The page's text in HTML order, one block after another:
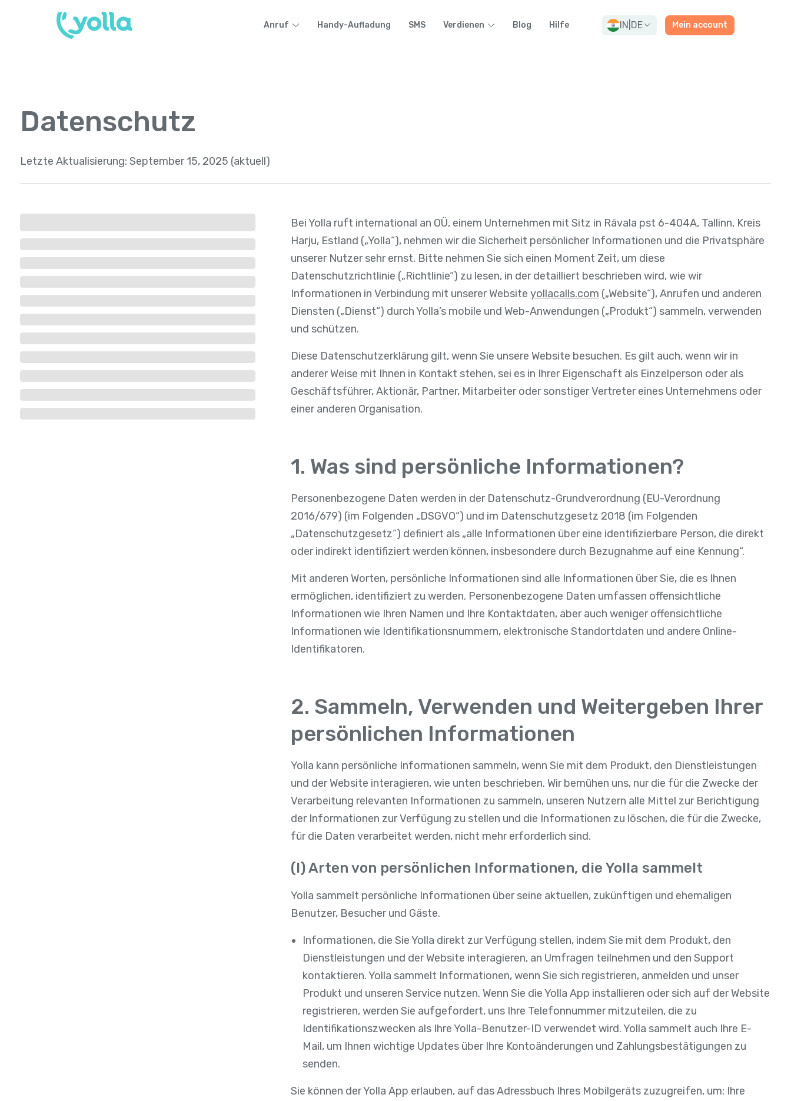
Anruf Handy-Aufladung SMS Verdienen Blog Hilfe IN DE Mein account
Datenschutz
Letzte Aktualisierung: September 15, 2025 (aktuell)
Bei Yolla ruft international an OÜ, einem Unternehmen mit Sitz in Rävala pst 6-404A, Tallinn, Kreis
Harju, Estland („Yolla“), nehmen wir die Sicherheit persönlicher Informationen und die Privatsphäre
unserer Nutzer sehr ernst. Bitte nehmen Sie sich einen Moment Zeit, um diese
Datenschutzrichtlinie („Richtlinie“) zu lesen, in der detailliert beschrieben wird, wie wir
Informationen in Verbindung mit unserer Website yollacalls.com („Website“), Anrufen und anderen
Diensten („Dienst“) durch Yolla’s mobile und Web-Anwendungen („Produkt“) sammeln, verwenden
und schützen.
Diese Datenschutzerklärung gilt, wenn Sie unsere Website besuchen. Es gilt auch, wenn wir in
anderer Weise mit Ihnen in Kontakt stehen, sei es in Ihrer Eigenschaft als Einzelperson oder als
Geschäftsführer, Aktionär, Partner, Mitarbeiter oder sonstiger Vertreter eines Unternehmens oder
einer anderen Organisation.
1. Was sind persönliche Informationen?
Personenbezogene Daten werden in der Datenschutz-Grundverordnung (EU-Verordnung
2016/679) (im Folgenden „DSGVO“) und im Datenschutzgesetz 2018 (im Folgenden
„Datenschutzgesetz“) definiert als „alle Informationen über eine identifizierbare Person, die direkt
oder indirekt identifiziert werden können, insbesondere durch Bezugnahme auf eine Kennung“.
Mit anderen Worten, persönliche Informationen sind alle Informationen über Sie, die es Ihnen
ermöglichen, identifiziert zu werden. Personenbezogene Daten umfassen offensichtliche
Informationen wie Ihren Namen und Ihre Kontaktdaten, aber auch weniger offensichtliche
Informationen wie Identifikationsnummern, elektronische Standortdaten und andere Online-
Identifikatoren.
2. Sammeln, Verwenden und Weitergeben Ihrer
persönlichen Informationen
Yolla kann persönliche Informationen sammeln, wenn Sie mit dem Produkt, den Dienstleistungen
und der Website interagieren, wie unten beschrieben. Wir bemühen uns, nur die für die Zwecke der
Verarbeitung relevanten Informationen zu sammeln, unseren Nutzern alle Mittel zur Berichtigung
der Informationen zur Verfügung zu stellen und die Informationen zu löschen, die für die Zwecke,
für die Daten verarbeitet werden, nicht mehr erforderlich sind.
(I) Arten von persönlichen Informationen, die Yolla sammelt
Yolla sammelt persönliche Informationen über seine aktuellen, zukünftigen und ehemaligen
Benutzer, Besucher und Gäste.
Informationen, die Sie Yolla direkt zur Verfügung stellen, indem Sie mit dem Produkt, den
Dienstleistungen und der Website interagieren, an Umfragen teilnehmen und den Support
kontaktieren. Yolla sammelt Informationen, wenn Sie sich registrieren, anmelden und unser
Produkt und unseren Service nutzen. Wenn Sie die Yolla App installieren oder sich auf der Website
registrieren, werden Sie aufgefordert, uns Ihre Telefonnummer mitzuteilen, die zu
Identifikationszwecken als Ihre Yolla-Benutzer-ID verwendet wird. Yolla sammelt auch Ihre E-
Mail, um Ihnen wichtige Updates über Ihre Kontoänderungen und Zahlungsbestätigungen zu
senden.
Sie können der Yolla App erlauben, auf das Adressbuch Ihres Mobilgeräts zuzugreifen, um: Ihre